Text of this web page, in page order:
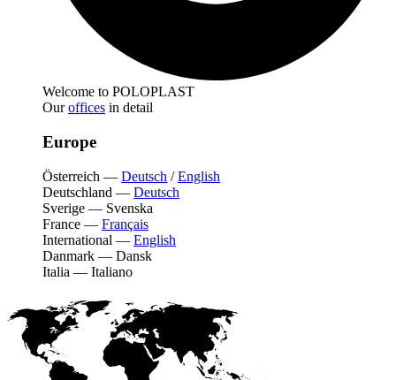
Welcome to POLOPLAST
Ouroffices in detail
Europe
Österreich — Deutsch /English
Deutschland — Deutsch
Sverige — Svenska
France — Français
International — English
Danmark — Dansk
Italia — Italiano